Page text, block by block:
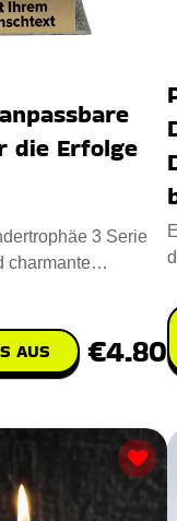
die Erfolge
3 Serie
charmante
AUS €4.80